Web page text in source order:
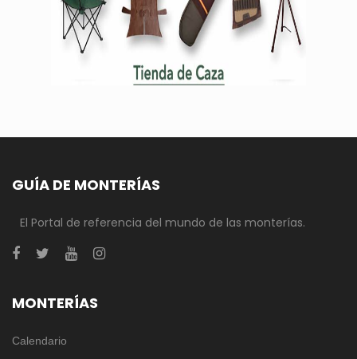
GUÍA DE MONTERÍAS
El Portal de referencia del mundo de las monterías.
MONTERÍAS
Calendario